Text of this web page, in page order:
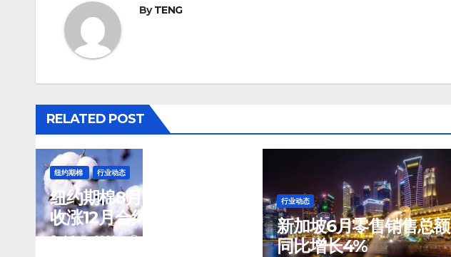
ByTENG
RELATED POST
纽约期棉 行业动态
纽约期棉8月6日(周四)
收涨12月合约报83.16美
分/磅
J 8 月, 2026 TENG
行业动态
新加坡6月零售销售总额
同比增长4%